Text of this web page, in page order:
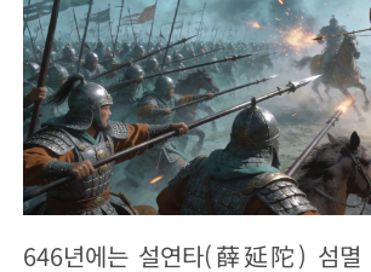
646년에는 설연타(薛延陀) 섬멸